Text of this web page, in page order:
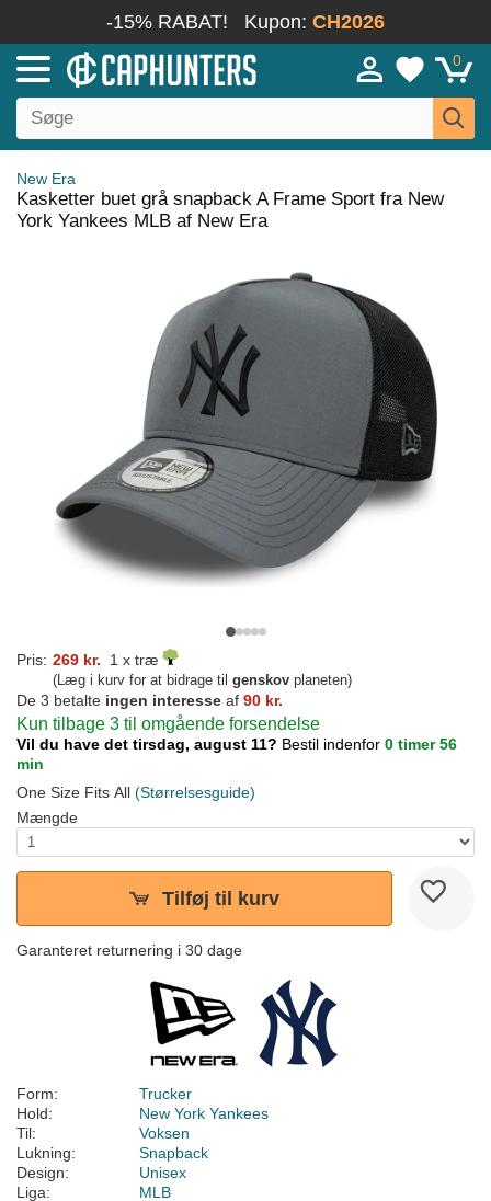
-15% RABAT! Kupon: CH2026
0
New Era
Kasketter buet grå snapback A Frame Sport fra New
York Yankees MLB af New Era
Pris: 269 kr. 1 x træ
(Læg i kurv for at bidrage til genskov planeten)
De 3 betalte ingen interesse af 90 kr.
Kun tilbage 3 til omgående forsendelse
Vil du have det tirsdag, august 11? Bestil indenfor 0 timer 56
min
One Size Fits All (Størrelsesguide)
Mængde
Tilføj til kurv
Garanteret returnering i 30 dage
Form:
Trucker
Hold:
New York Yankees
Til:
Voksen
Lukning:
Snapback
Design:
Unisex
Liga:
MLB